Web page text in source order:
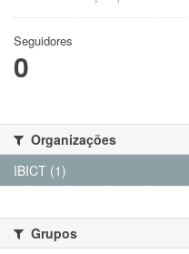
Seguidores
0
Organizações
IBICT (1)
Grupos